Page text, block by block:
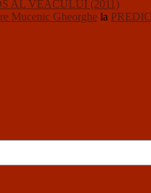
AL VEACULUI (2011)
Mucenic Gheorghe la